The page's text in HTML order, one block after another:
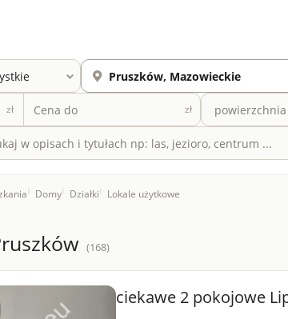
zł zł
Domy Działki Lokale użytkowe
(168)
ciekawe 2 pokojowe